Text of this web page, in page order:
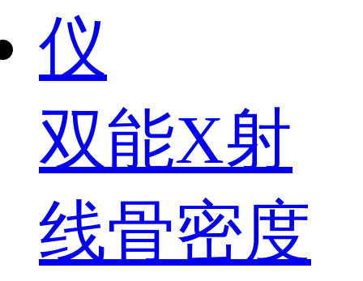
双能X射
线骨密度